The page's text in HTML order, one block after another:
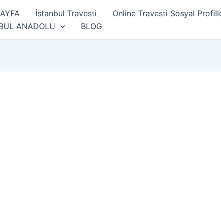
İstanbul Travesti
Online Travesti Sosyal
ANADOLU
BLOG